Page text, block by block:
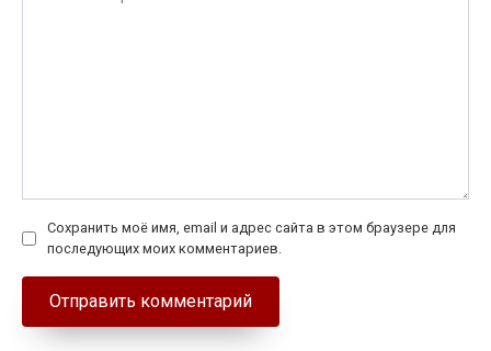
Сохранить моё имя, email и адрес сайта в этом браузере для
последующих моих комментариев.